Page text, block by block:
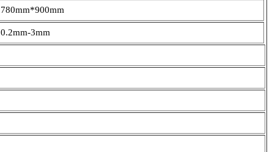
780mm*900mm
0.2mm-3mm